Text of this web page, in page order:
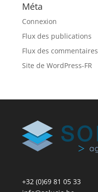
Méta
Connexion
Flux des publications
Flux des commentaires
Site de WordPress-FR
+32 (0)69 81 05 33